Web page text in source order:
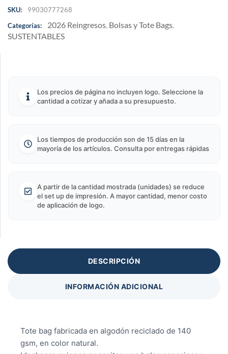
SKU:
99030777268
Categorías:
2026 Reingresos, Bolsas y Tote Bags,
SUSTENTABLES
Los precios de página no incluyen logo. Seleccione la
cantidad a cotizar y añada a su presupuesto.
Los tiempos de producción son de 15 días en la
mayoría de los artículos. Consulta por entregas rápidas
A partir de la cantidad mostrada (unidades) se reduce
el set up de impresión. A mayor cantidad, menor costo
de aplicación de logo.
DESCRIPCIÓN
INFORMACIÓN ADICIONAL
Tote bag fabricada en algodón reciclado de 140
gsm, en color natural.